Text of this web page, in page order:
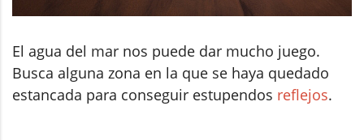
El agua del mar nos puede dar mucho juego.
Busca alguna zona en la que se haya quedado
estancada para conseguir estupendos reflejos.